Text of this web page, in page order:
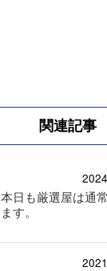
関連記事
本日も厳選屋は通
ます。